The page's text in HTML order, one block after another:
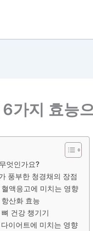
가지 효능
엇인가요?
풍부한 청경채의 장점
액응고에 미치는 영향
산화 효능
건강 챙기기
이어트에 미치는 영향